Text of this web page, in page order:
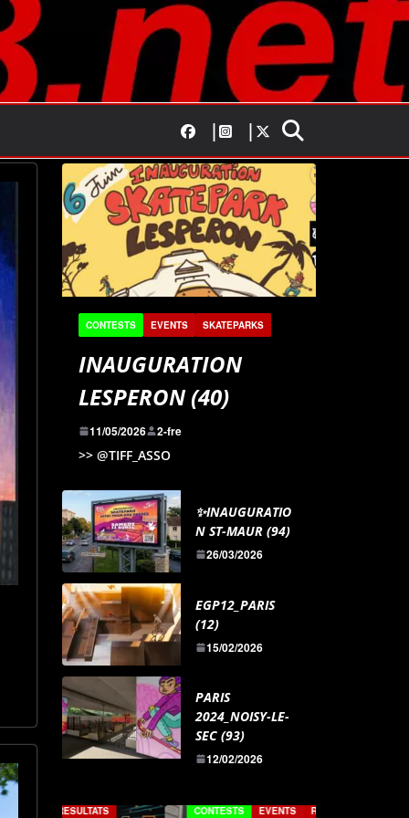
CONTESTS EVENTS SKATEPARKS
INAUGURATION
LESPERON (40)
11/05/2026 2-fre
>> @TIFF_ASSO
✨INAUGURATIO
N ST-MAUR (94)
26/03/2026
EGP12_PARIS
(12)
15/02/2026
PARIS
2024_NOISY-LE-
SEC (93)
12/02/2026
CONTESTS EVENTS
REPORTS